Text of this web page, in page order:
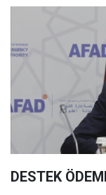
DESTEK